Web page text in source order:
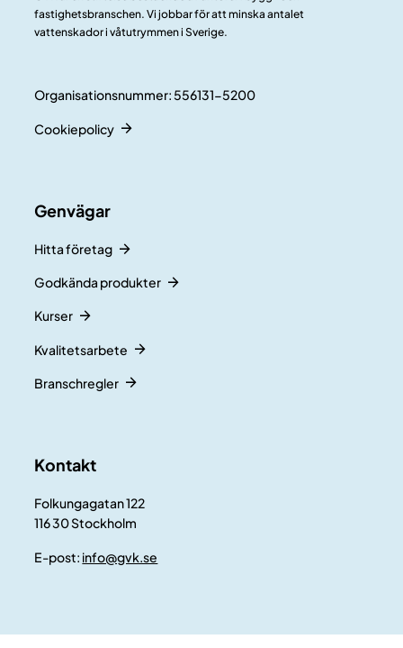
fastighetsbranschen. Vi jobbar för att minska antalet
vattenskador i våtutrymmen i Sverige.
Organisationsnummer: 556131-5200
Cookiepolicy
Genvägar
Hitta företag
Godkända produkter
Kurser
Kvalitetsarbete
Branschregler
Kontakt
Folkungagatan 122
116 30 Stockholm
E-post: info@gvk.se